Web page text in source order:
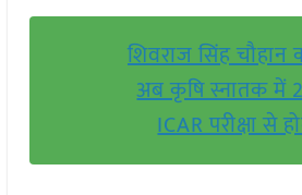
शिवराज सिंह
अब कृषि स्नातक में
ICAR परीक्षा से